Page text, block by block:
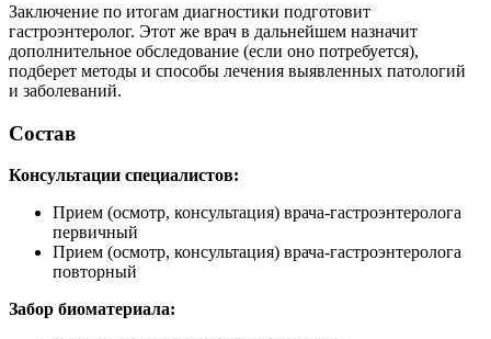
Заключение по итогам диагностики подготовит
гастроэнтеролог. Этот же врач в дальнейшем назначит
дополнительное обследование (если оно потребуется),
подберет методы и способы лечения выявленных патологий
и заболеваний.
Состав
Консультации специалистов:
Прием (осмотр, консультация) врача-гастроэнтеролога
первичный
Прием (осмотр, консультация) врача-гастроэнтеролога
повторный
Забор биоматериала: